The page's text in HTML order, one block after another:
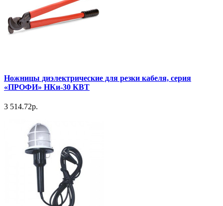
Ножницы диэлектрические для резки кабеля, серия
«ПРОФИ» НКи-30 КВТ
3 514.72р.